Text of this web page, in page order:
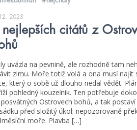
2023
citátů z
uvázla na pevnině, ale rozhodně tam
zimu. Moře totiž volá a ona musí najít
který o sobě už dlouho nedal vědět.
pohledný kouzelník. Ten potřebuje
Ostrovech bohů, a tak postaví
před složitý úkol: nepozorovaně
moře. Plavba […]